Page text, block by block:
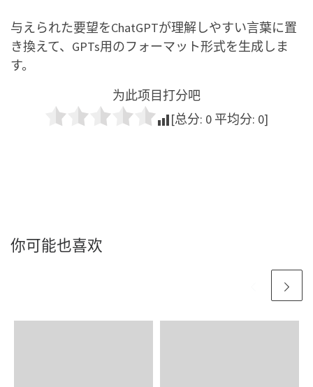
与えられた要望をChatGPTが理解しやすい言葉に置
き換えて、GPTs用のフォーマット形式を生成しま
す。
为此项目打分吧
[总分: 0 平均分: 0]
你可能也喜欢